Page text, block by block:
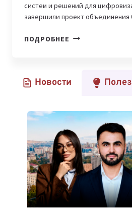
систем и решений для
завершили проект объединения
ПОДРОБНЕЕ KCELL
ЕДИНЫЙ
ПОМОЩЬЮ
NEXIGN
Новости